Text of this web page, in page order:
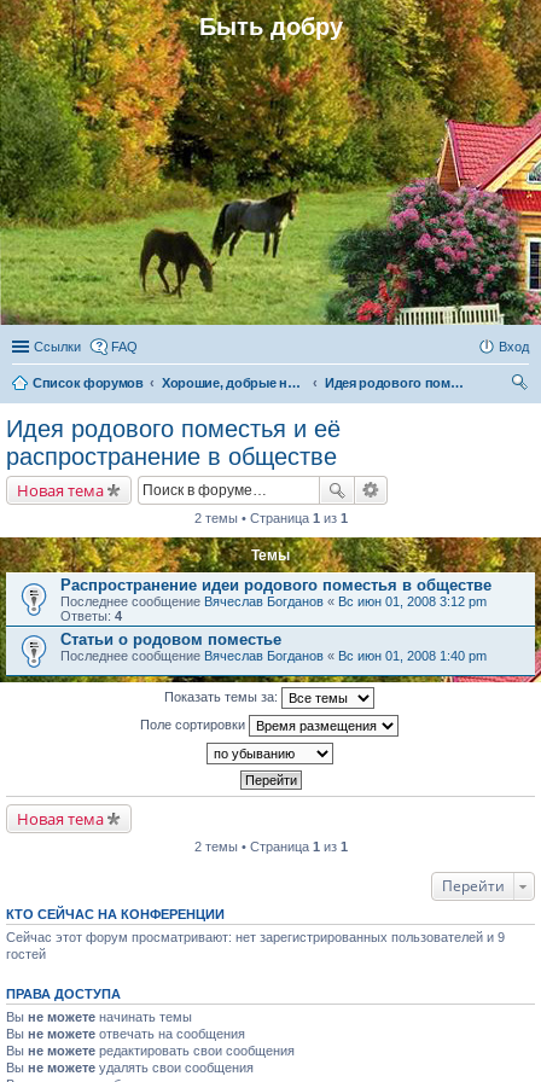
Быть добру
Ссылки FAQ Вход
Список форумов Хорошие, добрые новости и их распространение в обществе
Идея родового поместья и её распространение в обществе
Идея родового поместья и её
распространение в обществе
Новая тема
2 темы • Страница 1 из 1
Темы
Распространение идеи родового поместья в обществе
Последнее сообщение Вячеслав Богданов « Вс июн 01, 2008 3:12 pm
Ответы: 4
Статьи о родовом поместье
Последнее сообщение Вячеслав Богданов « Вс июн 01, 2008 1:40 pm
Показать темы за:
Поле сортировки
Новая тема
2 темы • Страница 1 из 1
Перейти
КТО СЕЙЧАС НА КОНФЕРЕНЦИИ
Сейчас этот форум просматривают: нет зарегистрированных пользователей и 9
гостей
ПРАВА ДОСТУПА
Вы не можете начинать темы
Вы не можете отвечать на сообщения
Вы не можете редактировать свои сообщения
Вы не можете удалять свои сообщения